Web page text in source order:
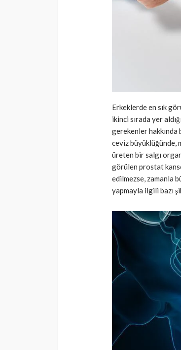
Erkeklerde en sık
ikinci sırada yer
gerekenler
ceviz büyüklüğünde,
üreten bir salgı
görülen prostat
edilmezse, zamanla
yapmayla ilgili bazı